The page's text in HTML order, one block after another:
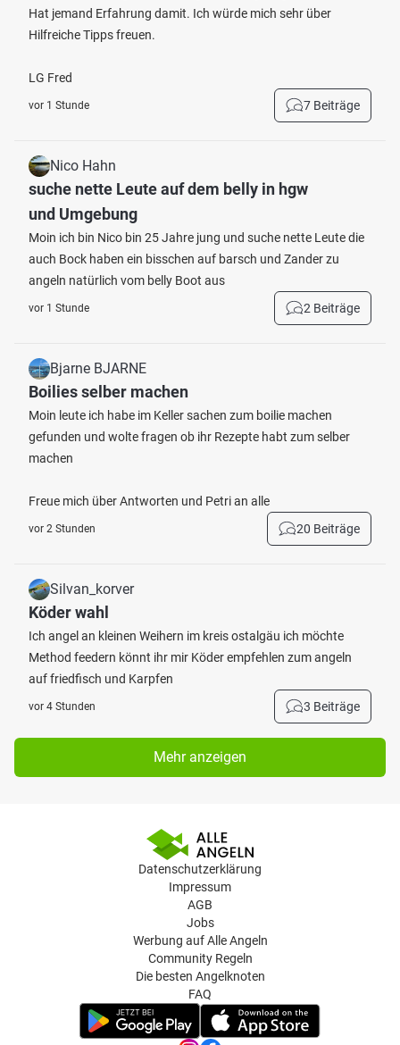
Hat jemand Erfahrung damit. Ich würde mich sehr über
Hilfreiche Tipps freuen.
LG Fred
vor 1 Stunde 7 Beiträge
Nico Hahn
suche nette Leute auf dem belly in hgw
und Umgebung
Moin ich bin Nico bin 25 Jahre jung und suche nette Leute die
auch Bock haben ein bisschen auf barsch und Zander zu
angeln natürlich vom belly Boot aus
vor 1 Stunde 2 Beiträge
Bjarne BJARNE
Boilies selber machen
Moin leute ich habe im Keller sachen zum boilie machen
gefunden und wolte fragen ob ihr Rezepte habt zum selber
machen
Freue mich über Antworten und Petri an alle
vor 2 Stunden 20 Beiträge
Silvan_korver
Köder wahl
Ich angel an kleinen Weihern im kreis ostalgäu ich möchte
Method feedern könnt ihr mir Köder empfehlen zum angeln
auf friedfisch und Karpfen
vor 4 Stunden 3 Beiträge
Mehr anzeigen
Datenschutzerklärung
Impressum
AGB
Jobs
Werbung auf Alle Angeln
Community Regeln
Die besten Angelknoten
FAQ